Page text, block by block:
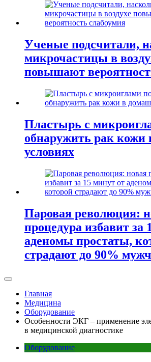
Ученые подсчитали,
микрочастицы в
повышают
Пластырь с
обнаружить рак кожи
условиях
Паровая революция:
процедура избавит за
аденомы простаты,
страдают до 90%
Главная
Медицина
Оборудование
Особенности ЭКГ – применение
в медицинской диагностике
Оборудование